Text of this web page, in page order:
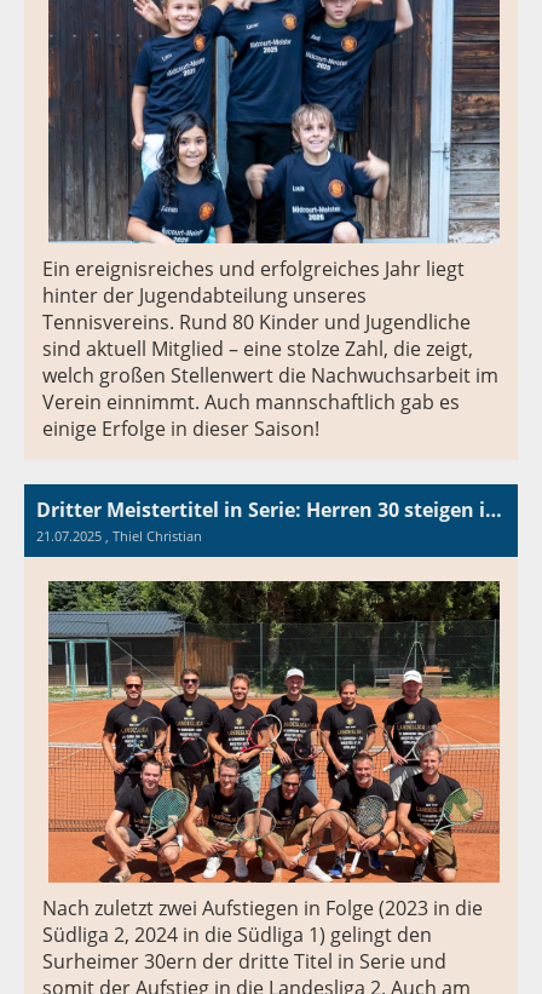
Ein ereignisreiches und erfolgreiches Jahr liegt
hinter der Jugendabteilung unseres
Tennisvereins. Rund 80 Kinder und Jugendliche
sind aktuell Mitglied – eine stolze Zahl, die zeigt,
welch großen Stellenwert die Nachwuchsarbeit im
Verein einnimmt. Auch mannschaftlich gab es
einige Erfolge in dieser Saison!
Dritter Meistertitel in Serie: Herren 30 steigen in Landesliga auf
21.07.2025 , Thiel Christian
Nach zuletzt zwei Aufstiegen in Folge (2023 in die
Südliga 2, 2024 in die Südliga 1) gelingt den
Surheimer 30ern der dritte Titel in Serie und
somit der Aufstieg in die Landesliga 2. Auch am